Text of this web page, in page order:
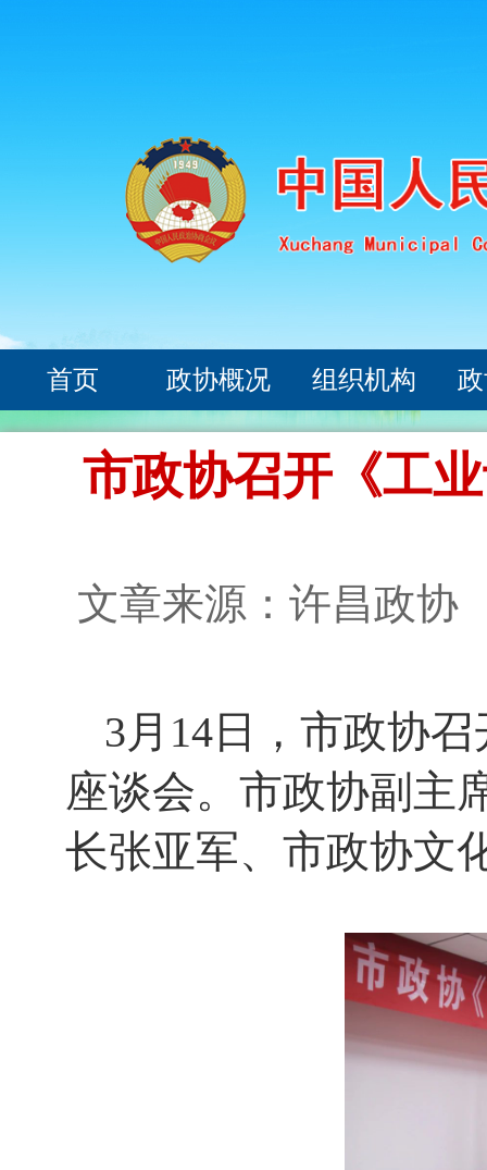
首页 政协概况 组织机构
市政协召开《工
文章来源：许昌政
3月14日，市政协
座谈会。市政协副主
长张亚军、市政协文